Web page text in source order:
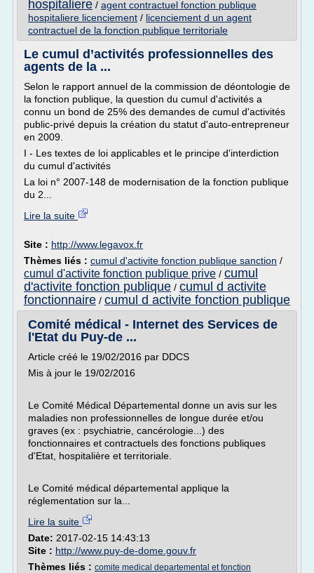
hospitaliere / agent contractuel fonction publique
hospitaliere licenciement / licenciement d un agent
contractuel de la fonction publique territoriale
Le cumul d’activités professionnelles des
agents de la ...
Selon le rapport annuel de la commission de déontologie de
la fonction publique, la question du cumul d'activités a
connu un bond de 25% des demandes de cumul d'activités
public-privé depuis la création du statut d'auto-entrepreneur
en 2009.
I - Les textes de loi applicables et le principe d'interdiction
du cumul d'activités
La loi n° 2007-148 de modernisation de la fonction publique
du 2...
Lire la suite
Site : http://www.legavox.fr
Thèmes liés : cumul d'activite fonction publique sanction /
cumul d'activite fonction publique prive / cumul
d'activite fonction publique / cumul d activite
fonctionnaire / cumul d activite fonction publique
Comité médical - Internet des Services de
l'Etat du Puy-de ...
Article créé le 19/02/2016 par DDCS
Mis à jour le 19/02/2016
Le Comité Médical Départemental donne un avis sur les
maladies non professionnelles de longue durée et/ou
graves (ex : psychiatrie, cancérologie...) des
fonctionnaires et contractuels des fonctions publiques
d'Etat, hospitalière et territoriale.
Le Comité médical départemental applique la
réglementation sur la...
Lire la suite
Date: 2017-02-15 14:43:13
Site : http://www.puy-de-dome.gouv.fr
Thèmes liés : comite medical departemental et fonction